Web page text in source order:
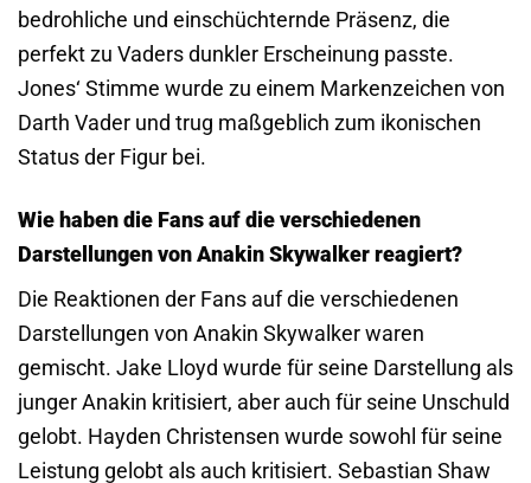
bedrohliche und einschüchternde Präsenz, die
perfekt zu Vaders dunkler Erscheinung passte.
Jones‘ Stimme wurde zu einem Markenzeichen von
Darth Vader und trug maßgeblich zum ikonischen
Status der Figur bei.
Wie haben die Fans auf die verschiedenen
Darstellungen von Anakin Skywalker reagiert?
Die Reaktionen der Fans auf die verschiedenen
Darstellungen von Anakin Skywalker waren
gemischt. Jake Lloyd wurde für seine Darstellung als
junger Anakin kritisiert, aber auch für seine Unschuld
gelobt. Hayden Christensen wurde sowohl für seine
Leistung gelobt als auch kritisiert. Sebastian Shaw